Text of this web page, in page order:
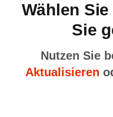
Wählen
Sie
Nutzen Sie
Aktualisieren